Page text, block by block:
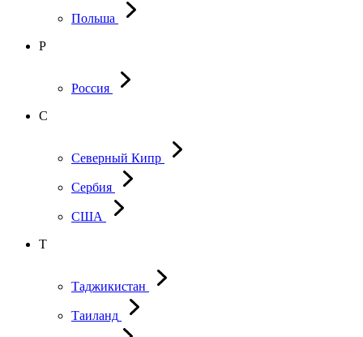
Польша
Р
Россия
С
Северный Кипр
Сербия
США
Т
Таджикистан
Таиланд